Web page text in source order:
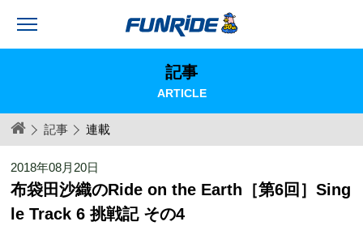
記事
ARTICLE
記事 連載
2018年08月20日
布袋田沙織のRide on the Earth［第6回］Sing
le Track 6 挑戦記 その4